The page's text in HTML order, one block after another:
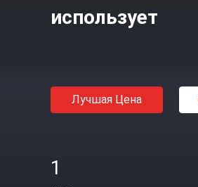
использует
Лучшая Цена
1